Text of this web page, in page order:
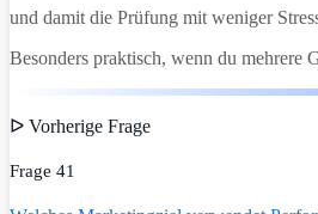
und damit die Prüfung mit weniger
Besonders praktisch, wenn du mehrere
ᐅ Vorherige Frage
Frage 41